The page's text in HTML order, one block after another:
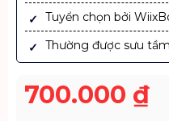
Tuyển chọn bởi
Thường được sưu
700.000 ₫